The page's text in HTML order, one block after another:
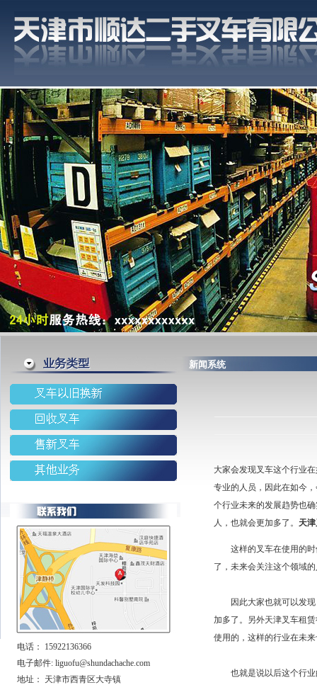
电话： 15922136366
电子邮件: liguofu@shundachache.com
地址： 天津市西青区大寺镇
新闻系统
大家会发现叉车这个行业
专业的人员，因此在如今
个行业未来的发展趋势也
人，也就会更加多了。 天
这样的叉车在使用的时
了，未来会关注这个领域
因此大家也就可以发现
加多了。另外天津叉车租
使用的，这样的行业在未
也就是说以后这个行业